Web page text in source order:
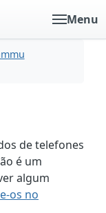
Menu
de telefones
é um
algum
os no